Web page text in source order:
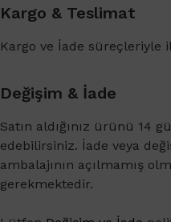
Kargo & Teslimat
Kargo ve İade süreçleriyle
Değişim & İade
Satın aldığınız ürünü 14
edebilirsiniz. İade veya
ambalajının açılmamış
gerekmektedir.